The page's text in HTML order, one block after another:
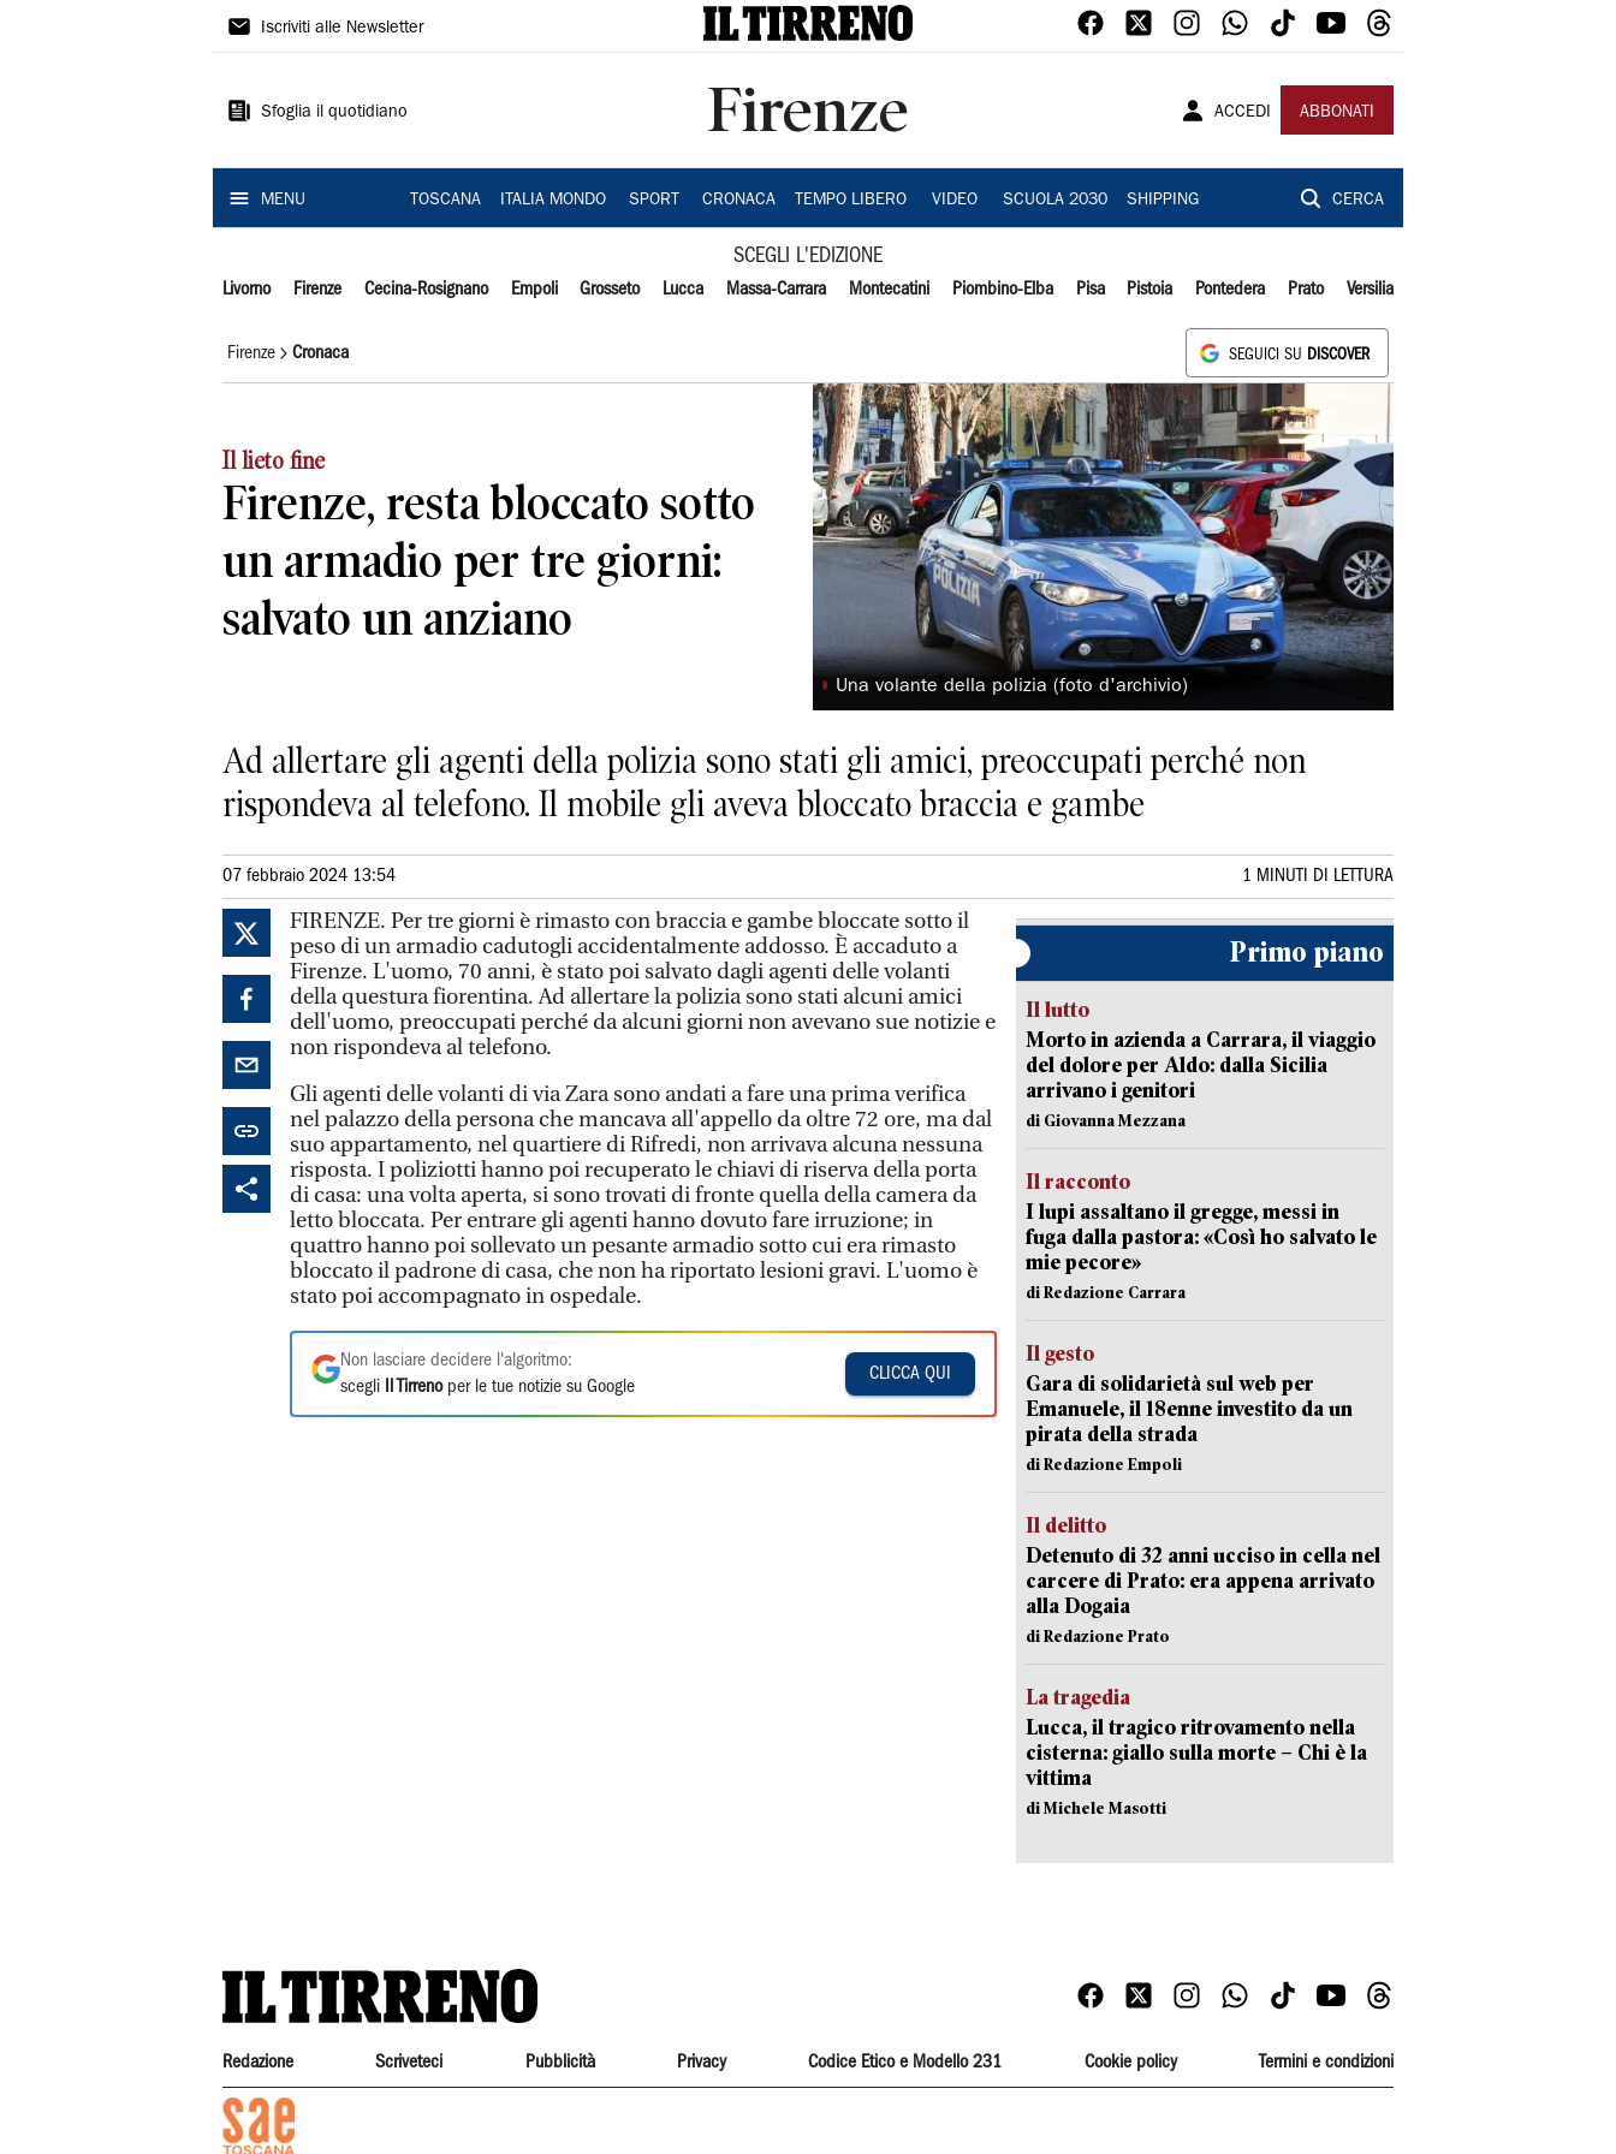
Il
Iscriviti alle Newsletter
Sfoglia il quotidiano Firenze ACCEDI ABBONATI
MENU TOSCANA ITALIA MONDO SPORT CRONACA TEMPO LIBERO VIDEO SCUOLA 2030 SHIPPING CERCA
SCEGLI L'EDIZIONE
Livorno Firenze Cecina-Rosignano Empoli Grosseto Lucca Massa-Carrara Montecatini Piombino-Elba Pisa Pistoia Pontedera Prato Versilia
Firenze Cronaca SEGUICI SU DISCOVER
Il lieto fine
Firenze, resta bloccato sotto
un armadio per tre giorni:
salvato un anziano
◗ Una volante della polizia (foto d'archivio)
Ad allertare gli agenti della polizia sono stati gli amici, preoccupati perché non
rispondeva al telefono. Il mobile gli aveva bloccato braccia e gambe
07 febbraio 2024 13:54 1 MINUTI DI LETTURA
FIRENZE. Per tre giorni è rimasto con braccia e gambe bloccate sotto il
peso di un armadio cadutogli accidentalmente addosso. È accaduto a
Firenze. L'uomo, 70 anni, è stato poi salvato dagli agenti delle volanti
della questura fiorentina. Ad allertare la polizia sono stati alcuni amici
dell'uomo, preoccupati perché da alcuni giorni non avevano sue notizie e
non rispondeva al telefono.
Gli agenti delle volanti di via Zara sono andati a fare una prima verifica
nel palazzo della persona che mancava all'appello da oltre 72 ore, ma dal
suo appartamento, nel quartiere di Rifredi, non arrivava alcuna nessuna
risposta. I poliziotti hanno poi recuperato le chiavi di riserva della porta
di casa: una volta aperta, si sono trovati di fronte quella della camera da
letto bloccata. Per entrare gli agenti hanno dovuto fare irruzione; in
quattro hanno poi sollevato un pesante armadio sotto cui era rimasto
bloccato il padrone di casa, che non ha riportato lesioni gravi. L'uomo è
stato poi accompagnato in ospedale.
Non lasciare decidere l'algoritmo:
scegli
Il Tirrenoper le tue notizie su Google
CLICCA QUI
Primo piano
Il lutto
Morto in azienda a Carrara, il viaggio
del dolore per Aldo: dalla Sicilia
arrivano i genitori
di Giovanna Mezzana
Il racconto
I lupi assaltano il gregge, messi in
fuga dalla pastora: «Così ho salvato le
mie pecore»
di Redazione Carrara
Il gesto
Gara di solidarietà sul web per
Emanuele, il 18enne investito da un
pirata della strada
di Redazione Empoli
Il delitto
Detenuto di 32 anni ucciso in cella nel
carcere di Prato: era appena arrivato
alla Dogaia
di Redazione Prato
La tragedia
Lucca, il tragico ritrovamento nella
cisterna: giallo sulla morte – Chi è la
vittima
di Michele Masotti
Redazione Scriveteci Pubblicità Privacy Codice Etico e Modello 231 Cookie policy Termini e condizioni